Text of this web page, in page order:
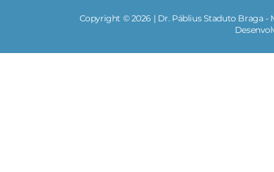
Copyright © 2026 | Dr. Páblius Staduto Braga -